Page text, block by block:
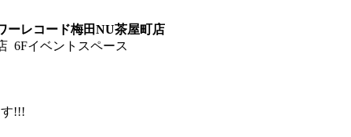
レコード梅田NU茶屋町店
6Fイベントスペース
!!!